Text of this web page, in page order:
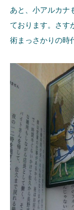
あと、小アルカナ
ております。さす
術まっさかりの時